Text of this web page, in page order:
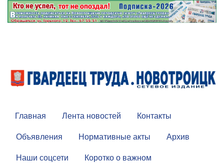
Главная Лента новостей
Контакты
Объявления
Нормативные акты
Архив
Наши соцсети
Коротко о важном